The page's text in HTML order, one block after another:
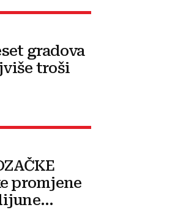
gradova
troši
promjene